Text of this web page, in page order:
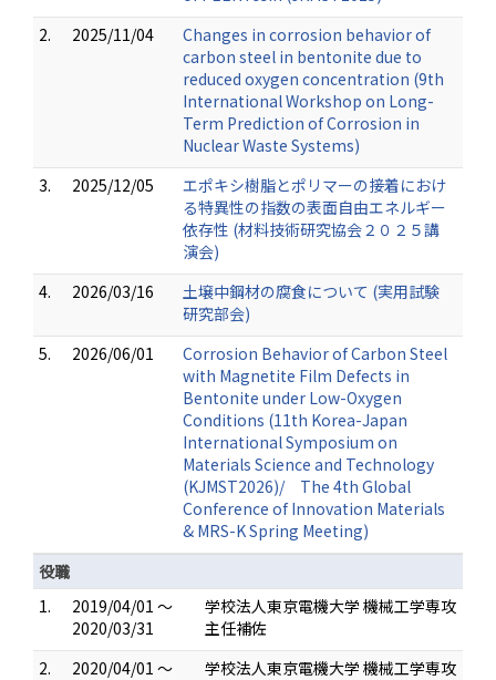
2.
2025/11/04
Changes in corrosion behavior of
carbon steel in bentonite due to
reduced oxygen concentration (9th
International Workshop on Long-
Term Prediction of Corrosion in
Nuclear Waste Systems)
3.
2025/12/05
エポキシ樹脂とポリマーの接着におけ
る特異性の指数の表面自由エネルギー
依存性 (材料技術研究協会２０２５講
演会)
4.
2026/03/16
土壌中鋼材の腐食について (実用試験
研究部会)
5.
2026/06/01
Corrosion Behavior of Carbon Steel
with Magnetite Film Defects in
Bentonite under Low-Oxygen
Conditions (11th Korea-Japan
International Symposium on
Materials Science and Technology
(KJMST2026)/ The 4th Global
Conference of Innovation Materials
& MRS-K Spring Meeting)
役職
1.
2019/04/01 ～
2020/03/31
学校法人東京電機大学 機械工学専攻
主任補佐
2.
2020/04/01 ～
学校法人東京電機大学 機械工学専攻